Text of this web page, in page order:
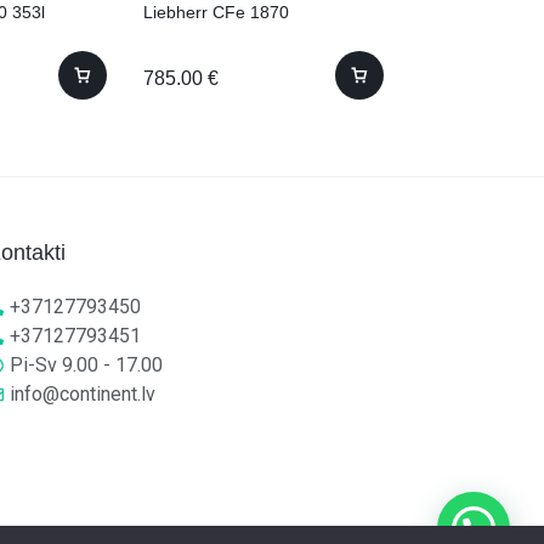
353l Liebherr CFe 1870
785.00 €
+37127793450
+37127793451
Pi-Sv 9.00 - 17.00
info@continent.lv